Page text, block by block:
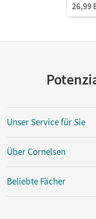
26,99
Unser Service für Sie
Über Cornelsen
Beliebte Fächer